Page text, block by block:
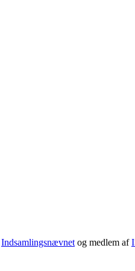
Indsamlingsnævnet og medlem af